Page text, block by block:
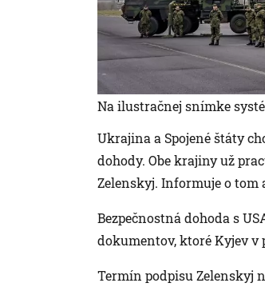
Na ilustračnej snímke
Ukrajina a Spojené štáty
dohody. Obe krajiny už
Zelenskyj. Informuje o tom
Bezpečnostná dohoda s
dokumentov, ktoré Kyjev v
Termín podpisu Zelenskyj